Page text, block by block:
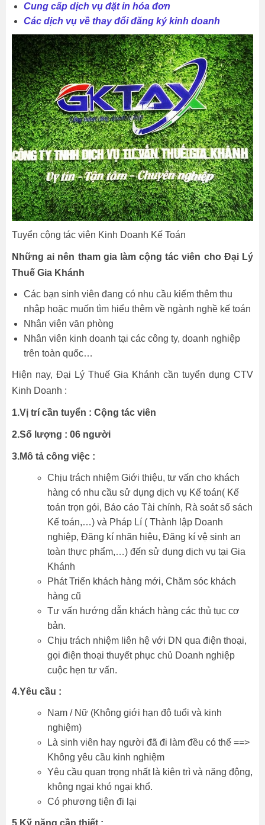
Cung cấp dịch vụ đặt in hóa đơn
Các dịch vụ về thay đổi đăng ký kinh doanh
Tuyển cộng tác viên Kinh Doanh Kế Toán
Những ai nên tham gia làm cộng tác viên cho Đại Lý
Thuế Gia Khánh
Các bạn sinh viên đang có nhu cầu kiếm thêm thu
nhập hoặc muốn tìm hiểu thêm về ngành nghề kế toán
Nhân viên văn phòng
Nhân viên kinh doanh tại các công ty, doanh nghiệp
trên toàn quốc…
Hiện nay, Đại Lý Thuế Gia Khánh cần tuyển dụng CTV
Kinh Doanh :
1.Vị trí cần tuyển : Cộng tác viên
2.Số lượng : 06 người
3.Mô tả công việc :
Chịu trách nhiệm Giới thiệu, tư vấn cho khách
hàng có nhu cầu sử dụng dịch vụ Kế toán( Kế
toán trọn gói, Báo cáo Tài chính, Rà soát sổ sách
Kế toán,…) và Pháp Lí ( Thành lập Doanh
nghiệp, Đăng kí nhãn hiệu, Đăng kí vệ sinh an
toàn thực phẩm,…) đến sử dụng dịch vụ tại Gia
Khánh
Phát Triển khách hàng mới, Chăm sóc khách
hàng cũ
Tư vấn hướng dẫn khách hàng các thủ tục cơ
bản.
Chịu trách nhiệm liên hệ với DN qua điện thoại,
gọi điện thoại thuyết phục chủ Doanh nghiệp
cuộc hẹn tư vấn.
4.Yêu cầu :
Nam / Nữ (Không giới hạn độ tuổi và kinh
nghiệm)
Là sinh viên hay người đã đi làm đều có thể ==>
Không yêu cầu kinh nghiệm
Yêu cầu quan trọng nhất là kiên trì và năng động,
không ngại khó ngại khổ.
Có phương tiện đi lại
5.Kỹ năng cần thiết :